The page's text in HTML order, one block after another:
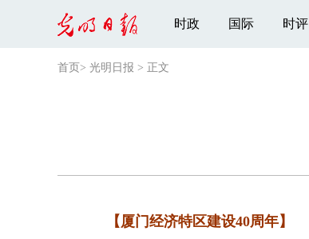
时政 国际 时评
首页 > 光明日报 > 正文
【厦门经济特区建设40周年】